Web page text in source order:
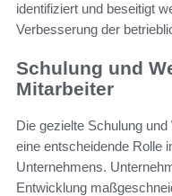
identifiziert und beseitigt
Verbesserung der
Schulung und
Mitarbeiter
Die gezielte Schulung
eine entscheidende Rolle
Unternehmens.
Entwicklung